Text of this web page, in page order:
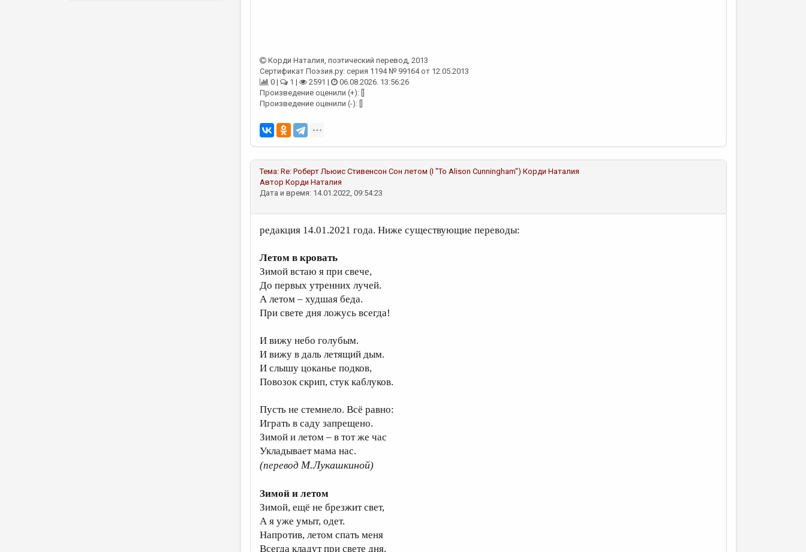
Корди Наталия, поэтический перевод, 2013
Сертификат Поэзия.ру: серия 1194 № 99164 от 12.05.2013
0 |
1 | 2591 |
06.08.2026. 13:56:26
Произведение оценили (+): []
Произведение оценили (-): []
Тема: Re: Роберт Льюис Стивенсон Сон летом (I "To Alison Cunningham") Корди Наталия
Автор Корди Наталия
Дата и время: 14.01.2022, 09:54:23
редакция 14.01.2021 года. Ниже существующие переводы:
Летом в кровать
Зимой встаю я при свече,
До первых утренних лучей.
А летом – худшая беда.
При свете дня ложусь всегда!
И вижу небо голубым.
И вижу в даль летящий дым.
И слышу цоканье подков,
Повозок скрип, стук каблуков.
Пусть не стемнело. Всё равно:
Играть в саду запрещено.
Зимой и летом – в тот же час
Укладывает мама нас.
(перевод М.Лукашкиной)
Зимой и летом
Зимой, ещё не брезжит свет,
А я уже умыт, одет.
Напротив, летом спать меня
Всегда кладут при свете дня.